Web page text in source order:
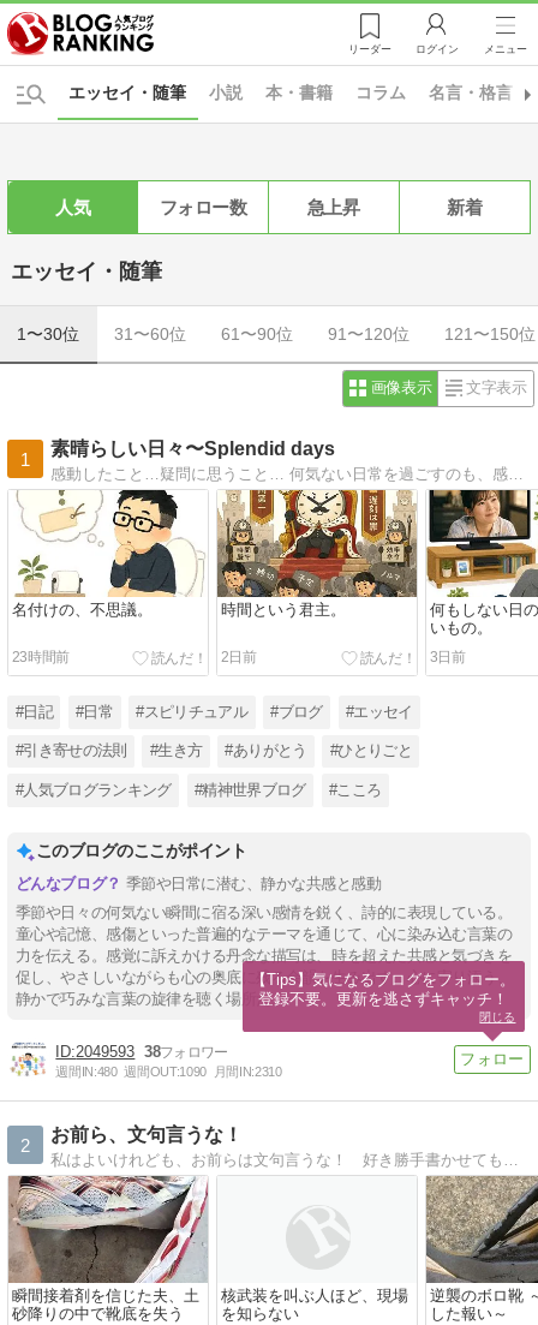
リーダー ログイン メニュー
小説 本・書籍
エッセイ・随筆 コラム 名言・格言・
人気 フォロー数 急上昇 新着
エッセイ・随筆
1〜30位 31〜60位 61〜90位 91〜120位 121〜150位
画像表示 文字表示
1
素晴らしい日々〜Splendid days
感動したこと…疑問に思うこと… 何気ない日常を過ごすのも、感謝に満ちた日々を過ごすのも自分次第…
名付けの、不思議。
23時間前
時間という君主。
2日前
何もしない日
いもの。
3日前
#日記 #日常 #スピリチュアル #ブログ #エッセイ
#引き寄せの法則 #生き方 #ありがとう #ひとりごと
#人気ブログランキング #精神世界ブログ #こころ
このブログのここがポイント
季節や日常に潜む、静かな共感と感動
季節や日々の何気ない瞬間に宿る深い感情を鋭く、詩的に表現している。
童心や記憶、感傷といった普遍的なテーマを通じて、心に染み込む言葉の
力を伝える。感覚に訴えかける丹念な描写は、時を超えた共感と気づきを
促し、やさしいながらも心の奥底に残る余韻を生み出す。心に寄り添う、
静かで巧みな言葉の旋律を聴く場所だ。
2049593 38
週間IN:480 週間OUT:1090 月間IN:2310
2
お前ら、文句言うな！
瞬間接着剤を信じた夫、土
砂降りの中で靴底を失う
核武装を叫ぶ人ほど、現場
を知らない
逆襲のボロ靴
した報い～
【Tips】気になるブログをフォロー。
登録不要。更新を逃さずキャッチ！
閉じる